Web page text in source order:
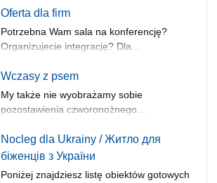
Oferta dla firm
Potrzebna Wam sala na konferencję?
Organizujecie integrację? Dla...
Wczasy z psem
My także nie wyobrażamy sobie
pozostawienia czworonożnego...
Nocleg dla Ukrainy / Житло для
бiженцiв з України
Poniżej znajdziesz listę obiektów gotowych